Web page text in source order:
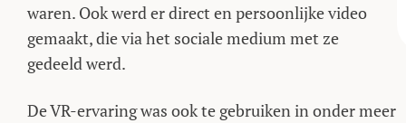
waren. Ook werd er direct en persoonlijke video
gemaakt, die via het sociale medium met ze
gedeeld werd.
De VR-ervaring was ook te gebruiken in onder meer